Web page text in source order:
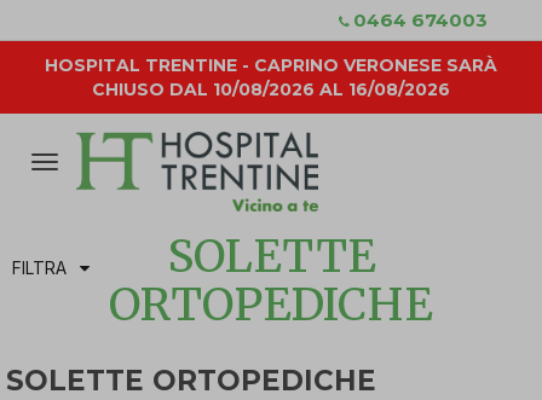
0464 674003
HOSPITAL TRENTINE - CAPRINO VERONESE SARÀ
CHIUSO DAL 10/08/2026 AL 16/08/2026
Attiva/disattiva
FILTRA
SOLETTE
ORTOPEDICHE
SOLETTE ORTOPEDICHE